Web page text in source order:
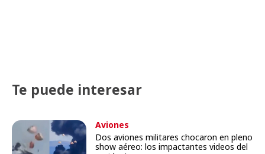
Te puede interesar
Aviones
Dos aviones militares chocaron en pleno
show aéreo: los impactantes videos del